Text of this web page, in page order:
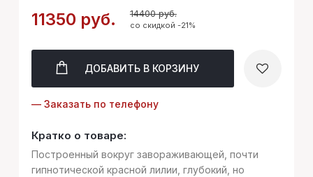
11350 руб. 14400 руб.
со скидкой -21%
ДОБАВИТЬ В КОРЗИНУ
— Заказать по телефону
Кратко о товаре:
Построенный вокруг завораживающей, почти
гипнотической красной лилии, глубокий, но